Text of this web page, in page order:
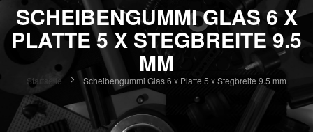
SCHEIBENGUMMI GLAS 6 X
PLATTE 5 X STEGBREITE 9.5
MM
Startseite Scheibengummi Glas 6 x Platte 5 x Stegbreite 9.5 mm